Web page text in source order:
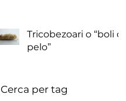
Tricobezoari o “boli di
pelo”
Cerca per tag